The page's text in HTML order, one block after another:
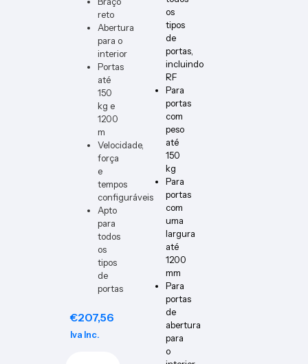
reto
Abertura
para o
interior
Portas
até
150
kg e
1200
m
Velocidade,
força
e
tempos
configuráveis
Apto
para
todos
os
tipos
de
portas
€207,56
Iva Inc.
os
tipos
de
portas,
incluindo
RF
Para
portas
com
peso
até
150
kg
Para
portas
com
uma
largura
até
1200
mm
Para
portas
de
abertura
para
o